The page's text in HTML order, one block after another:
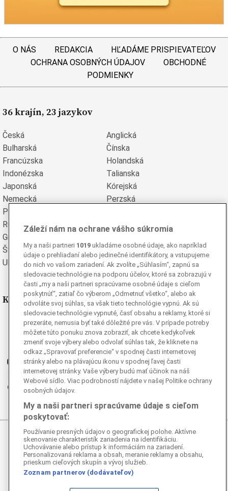
O NÁS REDAKCIA
HĽADÁME PRISPIEVATEĽOV
OCHRANA OSOBNÝCH ÚDAJOV
OBCHODNÉ
PODMIENKY
36 krajín, 23 jazykov
Česká
Anglická
Bulharská
Čínska
Francúzska
Holandská
Indonézska
Talianska
Japonská
Kórejská
Nemecká
Perzská
Poľská
Rumunská
Ruská
Grécka
Švédska
Turecká
Ukrajinská
Vietnamská
Kde nás nájdete
Facebook
Instagram
Ganjing
Youtube
Twitter
Telegram
RSS
© 2026 Epoch Times Slovensko
Všetky práva vyhradené. Publikovanie alebo ďalšie šírenie
správ a fotografií zo zdrojov TASR je bez
autorského zákona.
Záleží nám na ochrane vášho súkromia
My a naši partneri 1019 ukladáme osobné údaje, ako napríklad
údaje o prehliadaní alebo jedinečné identifikátory, a vstupujeme
do nich vo vašom zariadení. Ak zvolíte „Súhlasím“, zapnú sa
sledovacie technológie na podporu účelov, ktoré sa zobrazujú v
časti „my a naši partneri spracúvame osobné údaje s cieľom
poskytnúť“, zatiaľ čo výberom „Odmetnuť všetko“, alebo ak
odvoláte svoj súhlas, sa však tieto technológie vypnú. Ak sú
sledovacie technológie vypnuté, časť obsahu a reklamy, ktoré si
prezeráte, nemusia byť také dôležité pre vás. V prípade potreby
môžete túto ponuku znova zobraziť, ak chcete kedykoľvek
zmeniť svoje výbery alebo odvolať súhlas tak, že kliknete na
odkaz „Spravovať preferencie“ v spodnej časti internetovej
stránky alebo na plávajúcu ikonu v spodnej ľavej časti
internetovej stránky. Vaše výbery budú mať účinok na náš
Webové sídlo. Viac podrobností nájdete v našej Politike ochrany
osobných údajov.
My a naši partneri spracúvame údaje s cieľom
poskytovať:
Používanie presných údajov o geografickej polohe. Aktívne
skenovanie charakteristík zariadenia na identifikáciu.
Uchovávanie alebo prístup k informáciám na zariadení.
Personalizovaná reklama a obsah, meranie reklamy a obsahu,
prieskum cieľových skupín a vývoj služieb.
Zoznam partnerov (dodávateľov)